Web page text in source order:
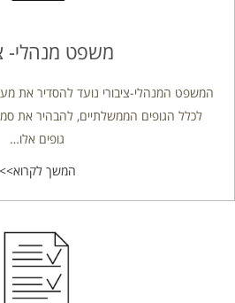
משפט מנהלי-
המשפט המנהלי-ציבורי נועד להסדיר את
לכלל הגופים הממשלתיים, להבהיר את
גופים אלו…
המשך לקרוא>>